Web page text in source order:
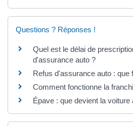
Questions ? Réponses !
Quel est le délai de
d'assurance auto ?
Refus d'assurance auto : que
Comment fonctionne la
Épave : que devient la voiture